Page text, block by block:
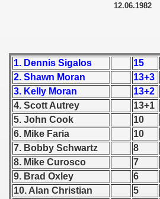
12.06.1982
1. Dennis Sigalos 15
2. Shawn Moran
13+3
3. Kelly Moran
13+2
4. Scott Autrey
13+1
5. John Cook
10
6. Mike Faria
10
7. Bobby Schwartz
8
8. Mike Curosco
7
9. Brad Oxley
6
10. Alan Christian
5